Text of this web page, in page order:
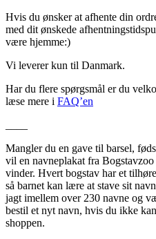
Hvis du ønsker at afhente din
med dit ønskede
være hjemme:)
Vi leverer kun til Danmark.
Har du flere spørgsmål er du
læse mere i FAQ’en
Mangler du en gave til barsel,
vil en navneplakat fra
vinder. Hvert bogstav har et
så barnet kan lære at stave sit
jagt imellem over 230 navne og
bestil et nyt navn, hvis du ikke
shoppen.